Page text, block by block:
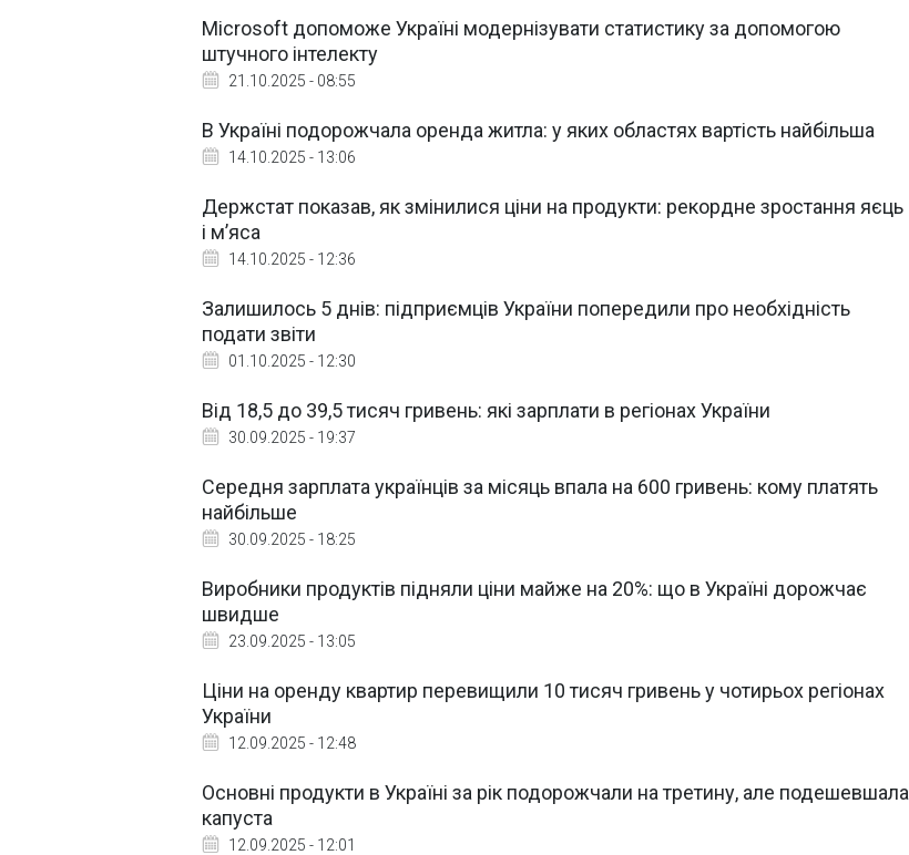
Microsoft допоможе Україні модернізувати статистику за допомогою
штучного інтелекту
21.10.2025 - 08:55
В Україні подорожчала оренда житла: у яких областях вартість найбільша
14.10.2025 - 13:06
Держстат показав, як змінилися ціни на продукти: рекордне зростання яєць
і м’яса
14.10.2025 - 12:36
Залишилось 5 днів: підприємців України попередили про необхідність
подати звіти
01.10.2025 - 12:30
Від 18,5 до 39,5 тисяч гривень: які зарплати в регіонах України
30.09.2025 - 19:37
Середня зарплата українців за місяць впала на 600 гривень: кому платять
найбільше
30.09.2025 - 18:25
Виробники продуктів підняли ціни майже на 20%: що в Україні дорожчає
швидше
23.09.2025 - 13:05
Ціни на оренду квартир перевищили 10 тисяч гривень у чотирьох регіонах
України
12.09.2025 - 12:48
Основні продукти в Україні за рік подорожчали на третину, але подешевшала
капуста
12.09.2025 - 12:01